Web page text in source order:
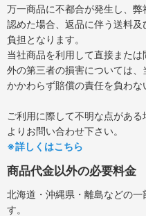
万一商品に不都合が発生し、
認めた場合、返品に伴う送料
負担となります。
当社商品を利用して直接また
外の第三者の損害については
かかわらず賠償の責任を負わな
ご利用に際して不明な点があ
よりお問い合わせ下さい。
※詳しくはこちら
商品代金以外の必要料金
北海道・沖縄県・離島などの
す。